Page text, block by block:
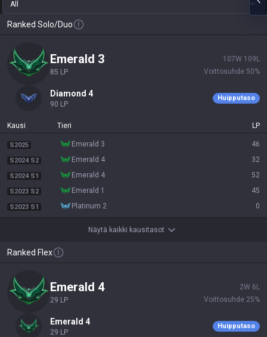
All
Ranked Solo/Duo
emerald 3
85 LP
107W 109 L
Voittosuhde 50%
diamond 4
90 LP
Huipputaso
Kausi Tieri LP
S2025 emerald 3 46
S2024 S2 emerald 4 32
S2024 S1 emerald 4 52
S2023 S2 emerald 1 45
S2023 S1 platinum 2 0
Näytä kaikki kausitasot
Ranked Flex
emerald 4
29 LP
2W 6 L
Voittosuhde 25%
emerald 4
29 LP
Huipputaso